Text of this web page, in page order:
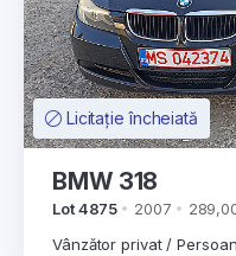
Licitație încheiată
BMW 318
Lot 4875 2007
Vânzător privat /